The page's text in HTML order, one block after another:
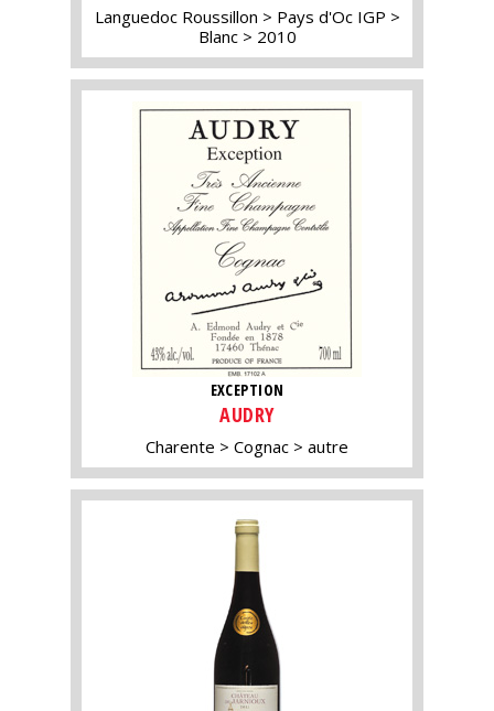
Languedoc Roussillon
Pays d'Oc IGP
Blanc
2010
EXCEPTION
AUDRY
Charente Cognac autre